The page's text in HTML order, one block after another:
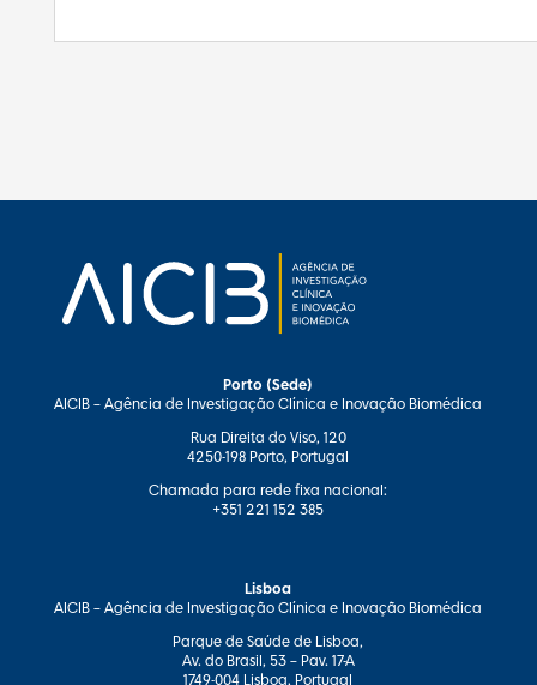
Porto (Sede)
AICIB – Agência de Investigação Clínica e Inovação Biomédica
Rua Direita do Viso, 120
4250-198 Porto, Portugal
Chamada para rede fixa nacional:
+351 221 152 385
Lisboa
AICIB – Agência de Investigação Clínica e Inovação Biomédica
Parque de Saúde de Lisboa,
Av. do Brasil, 53 – Pav. 17-A
1749-004 Lisboa, Portugal